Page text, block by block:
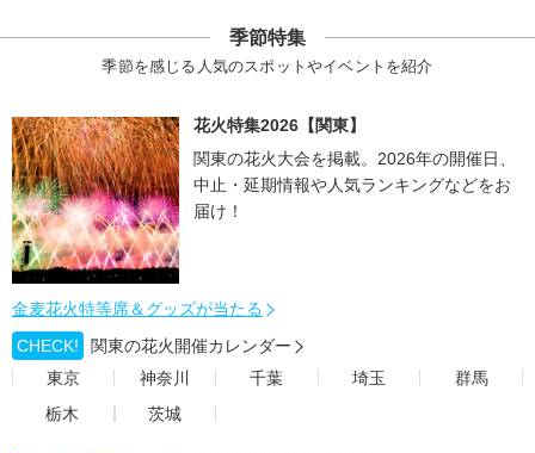
季節特集
季節を感じる人気のスポットやイベントを紹介
花火特集2026【関東】
関東の花火大会を掲載。2026年の開催日、
中止・延期情報や人気ランキングなどをお
届け！
金麦花火特等席＆グッズが当たる
CHECK!
関東の花火開催カレンダー
東京
神奈川 千葉 埼玉
群馬
栃木
茨城